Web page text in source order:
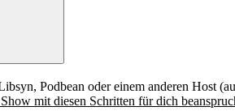
Podbean oder einem anderen Host
mit diesen Schritten für dich